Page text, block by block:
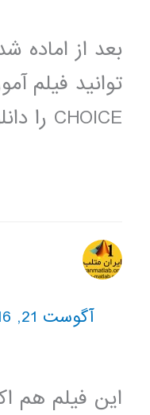
بعد از
CHOICE را دانلود بفرمایید
آگوست 21, 2016 در 4:07 ب.ظ
این فیلم هم